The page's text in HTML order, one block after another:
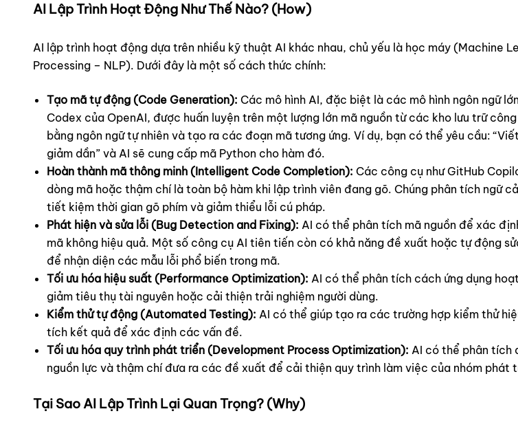
AI Lập Trình Hoạt Động Như Thế Nào? (How)
AI lập trình hoạt động dựa trên nhiều kỹ thuật AI khác nhau, chủ yếu là học máy (Machine
Processing – NLP). Dưới đây là một số cách thức chính:
Tạo mã tự động (Code Generation): Các mô hình AI, đặc biệt là các mô hình ngôn ngữ
Codex của OpenAI, được huấn luyện trên một lượng lớn mã nguồn từ các kho lưu trữ
bằng ngôn ngữ tự nhiên và tạo ra các đoạn mã tương ứng. Ví dụ, bạn có thể yêu cầu:
giảm dần” và AI sẽ cung cấp mã Python cho hàm đó.
Hoàn thành mã thông minh (Intelligent Code Completion): Các công cụ như GitHub
dòng mã hoặc thậm chí là toàn bộ hàm khi lập trình viên đang gõ. Chúng phân tích ngữ
tiết kiệm thời gian gõ phím và giảm thiểu lỗi cú pháp.
Phát hiện và sửa lỗi (Bug Detection and Fixing): AI có thể phân tích mã nguồn để xác
mã không hiệu quả. Một số công cụ AI tiên tiến còn có khả năng đề xuất hoặc tự động
để nhận diện các mẫu lỗi phổ biến trong mã.
Tối ưu hóa hiệu suất (Performance Optimization): AI có thể phân tích cách ứng dụng
giảm tiêu thụ tài nguyên hoặc cải thiện trải nghiệm người dùng.
Kiểm thử tự động (Automated Testing): AI có thể giúp tạo ra các trường hợp kiểm thử
tích kết quả để xác định các vấn đề.
Tối ưu hóa quy trình phát triển (Development Process Optimization): AI có thể phân tích
nguồn lực và thậm chí đưa ra các đề xuất để cải thiện quy trình làm việc của nhóm phát
Tại Sao AI Lập Trình Lại Quan Trọng? (Why)